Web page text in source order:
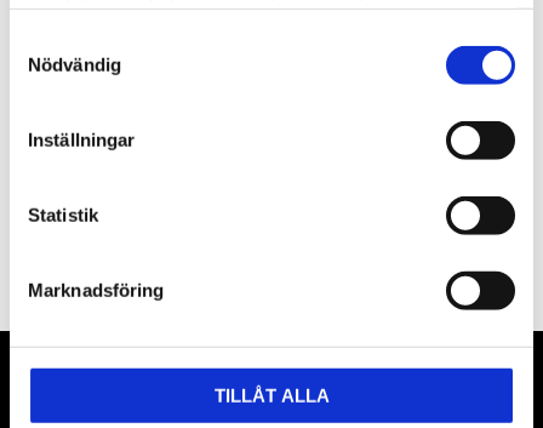
Nödvändig
Inställningar
Statistik
Marknadsföring
TILLÅT ALLA